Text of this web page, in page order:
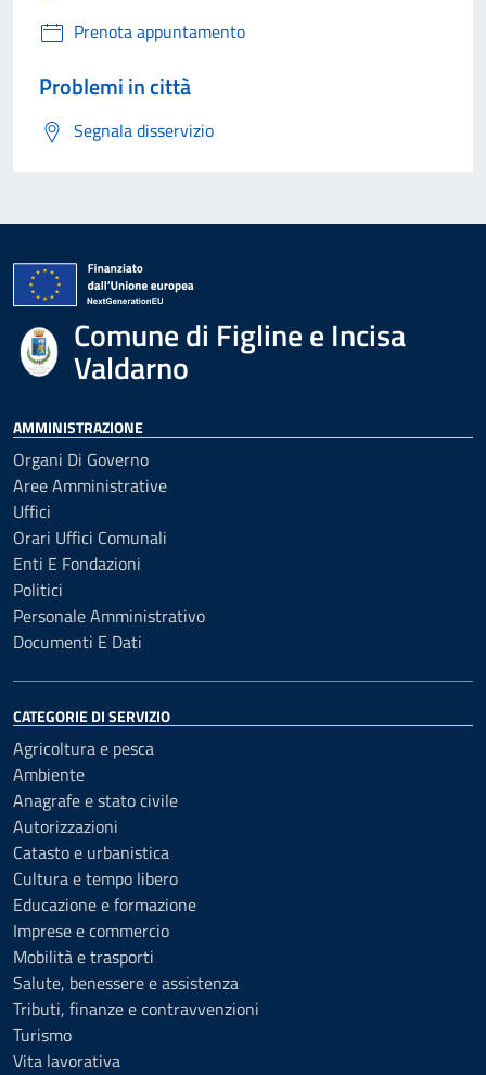
Prenota appuntamento
Problemi in città
Segnala disservizio
Comune di Figline e Incisa
Valdarno
AMMINISTRAZIONE
Organi Di Governo
Aree Amministrative
Uffici
Orari Uffici Comunali
Enti E Fondazioni
Politici
Personale Amministrativo
Documenti E Dati
CATEGORIE DI SERVIZIO
Agricoltura e pesca
Ambiente
Anagrafe e stato civile
Autorizzazioni
Catasto e urbanistica
Cultura e tempo libero
Educazione e formazione
Imprese e commercio
Mobilità e trasporti
Salute, benessere e assistenza
Tributi, finanze e contravvenzioni
Turismo
Vita lavorativa